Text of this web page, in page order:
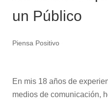
un Público
Piensa Positivo
En mis 18 años de
medios de comunicación,